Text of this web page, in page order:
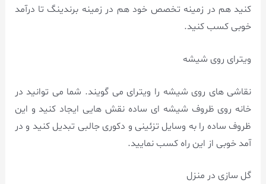
کنید هم در زمینه تخصص خود هم در زمینه برندینگ تا درآمد
خوبی کسب کنید.
ویترای روی شیشه
نقاشی های روی شیشه را ویترای می گویند. شما می توانید در
خانه روی ظروف شیشه ای ساده نقش هایی ایجاد کنید و این
ظروف ساده را به وسایل تزئینی و دکوری جالبی تبدیل کنید و در
آمد خوبی از این راه کسب نمایید.
گل سازی در منزل